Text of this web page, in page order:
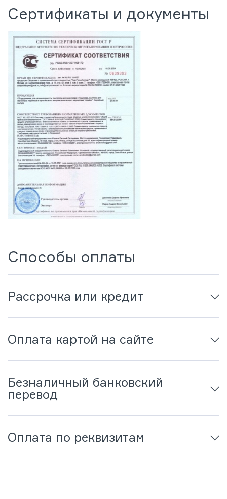
Сертификаты и документы
Способы оплаты
Рассрочка или кредит
Оплата картой на сайте
Безналичный банковский
перевод
Оплата по реквизитам